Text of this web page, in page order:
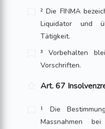
² Die FINMA
Liquidator und
Tätigkeit.
³ Vorbehalten
Vorschriften.
Art. 67
¹ Die
Massnahmen